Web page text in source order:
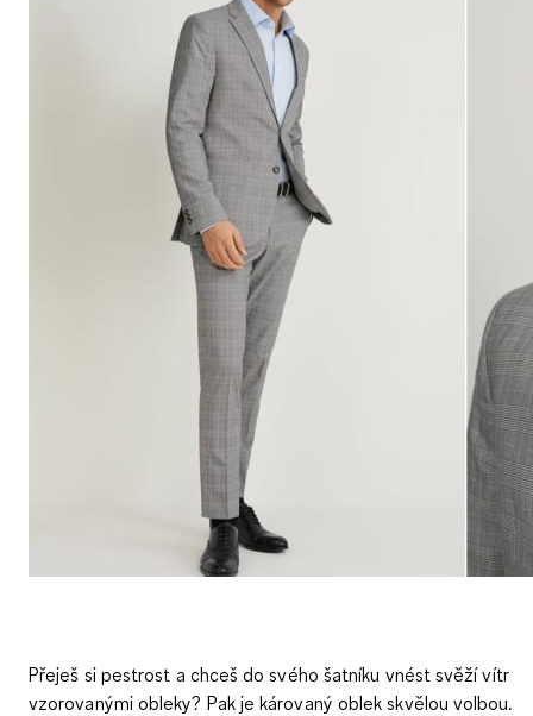
Přeješ si pestrost a chceš do svého šatníku vnést svěží vítr
vzorovanými obleky? Pak je károvaný oblek skvělou volbou.